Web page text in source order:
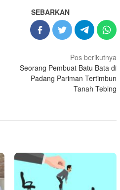
SEBARKAN
Pos berikutnya
Seorang Pembuat Batu Bata di
Padang Pariman Tertimbun
Tanah Tebing